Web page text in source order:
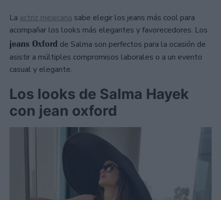
La actriz mexicana sabe elegir los jeans más cool para
acompañar los looks más elegantes y favorecedores. Los
jeans Oxford de Salma son perfectos para la ocasión de
asistir a múltiples compromisos laborales o a un evento
casual y elegante.
Los looks de Salma Hayek
con jean oxford